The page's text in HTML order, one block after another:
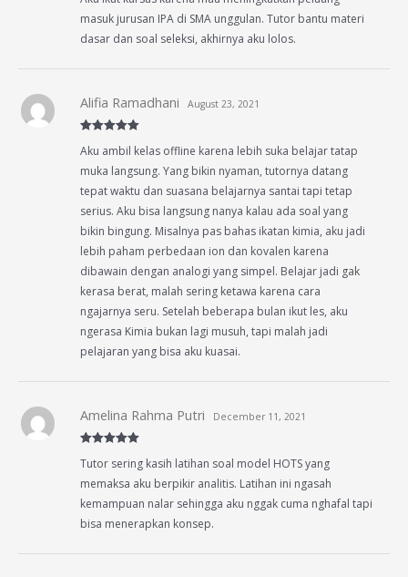
masuk jurusan IPA di SMA unggulan. Tutor bantu materi
dasar dan soal seleksi, akhirnya aku lolos.
of 5
Alifia Ramadhani August 23, 2021
Aku ambil kelas offline karena lebih suka belajar tatap
muka langsung. Yang bikin nyaman, tutornya datang
tepat waktu dan suasana belajarnya santai tapi tetap
serius. Aku bisa langsung nanya kalau ada soal yang
bikin bingung. Misalnya pas bahas ikatan kimia, aku jadi
lebih paham perbedaan ion dan kovalen karena
dibawain dengan analogi yang simpel. Belajar jadi gak
kerasa berat, malah sering ketawa karena cara
ngajarnya seru. Setelah beberapa bulan ikut les, aku
ngerasa Kimia bukan lagi musuh, tapi malah jadi
pelajaran yang bisa aku kuasai.
of 5
Amelina Rahma Putri December 11, 2021
Tutor sering kasih latihan soal model HOTS yang
memaksa aku berpikir analitis. Latihan ini ngasah
kemampuan nalar sehingga aku nggak cuma nghafal tapi
bisa menerapkan konsep.